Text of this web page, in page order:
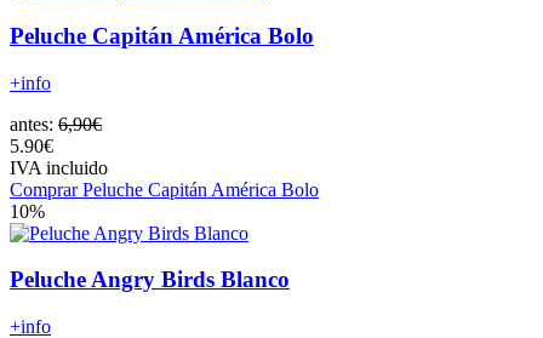
Peluche Capitán América Bolo
+info
antes: 6,90€
5.90€
IVA incluido
Comprar Peluche Capitán América Bolo
10%
Peluche Angry Birds Blanco
+info